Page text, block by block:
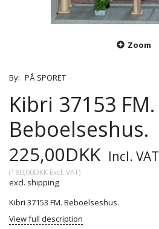
Zoom
By: PÅ SPORET
Kibri 37153 FM.
Beboelseshus.
225,00DKK Incl. VAT
(180,00DKK Excl. VAT)
excl. shipping
Kibri 37153 FM. Beboelseshus.
View full description